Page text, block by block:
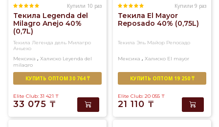
Купили 10 раз
Текила Legenda del
Milagro Anejo 40%
(0,7L)
Текила Легенда дель Милагро
Аньехо
Мексика , Халиско Leyenda del
milagro
КУПИТЬ ОПТОМ 30 764 ₸
Elite Club: 31 421 ₸
33 075 ₸
Купили 9 раз
Текила El Mayor
Reposado 40% (0,75L)
Текила Эль Майор Репосадо
Мексика , Халиско El mayor
КУПИТЬ ОПТОМ 19 250 ₸
Elite Club: 20 055 ₸
21 110 ₸